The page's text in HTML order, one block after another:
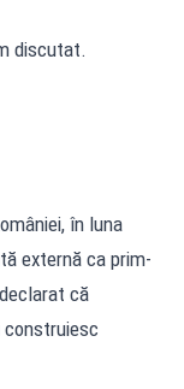
discutat.
în luna
externă ca prim-
că
construiesc